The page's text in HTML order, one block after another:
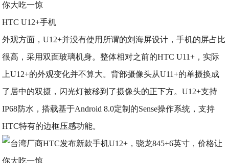
HTC U12+手机
外观方面，U12+并没有使用所谓的刘海屏设计，手机的屏占比
很高，采用双面玻璃机身。整体相对之前的HTC U11+，实际
上U12+的外观变化并不算大。背部摄像头从U11+的单摄换成
了居中的双摄，闪光灯被移到了摄像头的正下方。U12+支持
IP68防水，搭载基于Android 8.0定制的Sense操作系统，支持
HTC特有的边框压感功能。